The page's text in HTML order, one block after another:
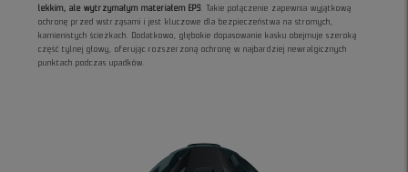
lekkim, ale wytrzymałym materiałem EPS
. Takie połączenie zapewnia wyjątkową
ochronę przed wstrząsami i jest kluczowe dla bezpieczeństwa na stromych,
kamienistych ścieżkach. Dodatkowo, głębokie dopasowanie kasku obejmuje szeroką
część tylnej głowy, oferując rozszerzoną ochronę w najbardziej newralgicznych
punktach podczas upadków.